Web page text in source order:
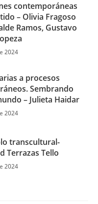
contemporáneas
– Olivia Fragoso
Ramos, Gustavo
2024
a procesos
Sembrando
– Julieta Haidar
2024
transcultural-
Terrazas Tello
2024